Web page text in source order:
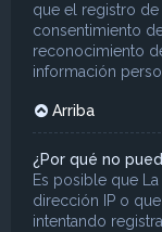
que el registro de
consentimiento
reconocimiento
información
Arriba
¿Por qué no
Es posible que
dirección IP o
intentando